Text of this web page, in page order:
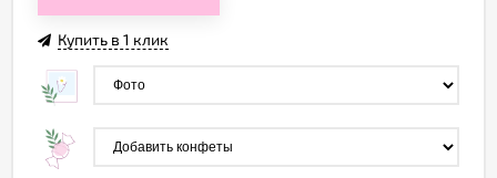
Купить в 1 клик